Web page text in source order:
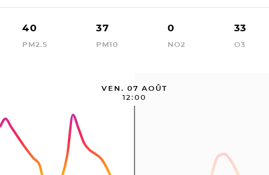
40
PM2.5
37
PM10
0
NO2
33
O3
VEN. 07 AOÛT
12:00